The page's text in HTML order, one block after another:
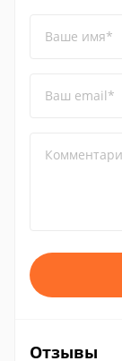
Ваше имя*
Ваш email*
Отзывы